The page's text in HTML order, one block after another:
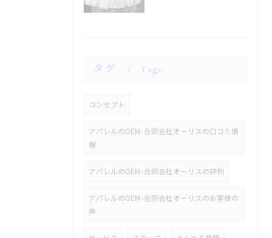
タグ Tags
コンセプト
アパレルのOEM･合同会社オーリスの口コミ情
報
アパレルのOEM･合同会社オーリスの評判
アパレルのOEM･合同会社オーリスのお客様の
声